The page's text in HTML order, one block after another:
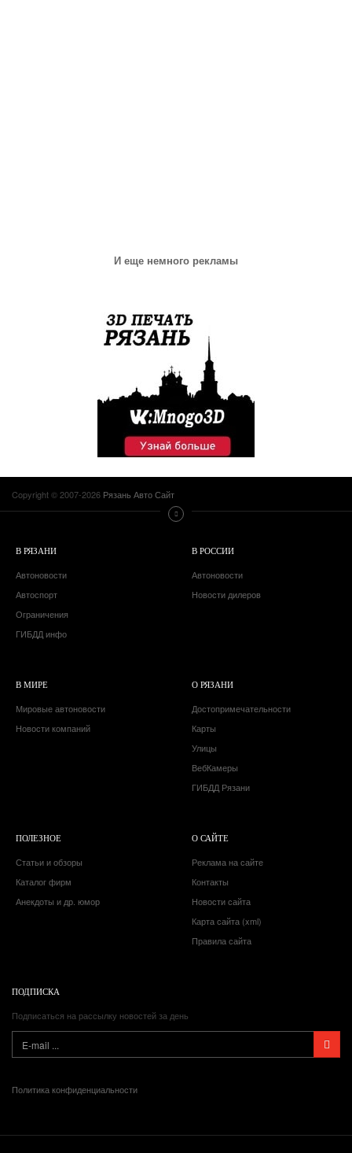
И еще немного рекламы
Copyright © 2007-2026 Рязань Авто Сайт
В РЯЗАНИ
Автоновости
Автоспорт
Ограничения
ГИБДД инфо
В РОССИИ
Автоновости
Новости дилеров
В МИРЕ
Мировые автоновости
Новости компаний
О РЯЗАНИ
Достопримечательности
Карты
Улицы
ВебКамеры
ГИБДД Рязани
ПОЛЕЗНОЕ
Статьи и обзоры
Каталог фирм
Анекдоты и др. юмор
О САЙТЕ
Реклама на сайте
Контакты
Новости сайта
Карта сайта (xml)
Правила сайта
ПОДПИСКА
Подписаться на рассылку новостей за день
Политика конфиденциальности